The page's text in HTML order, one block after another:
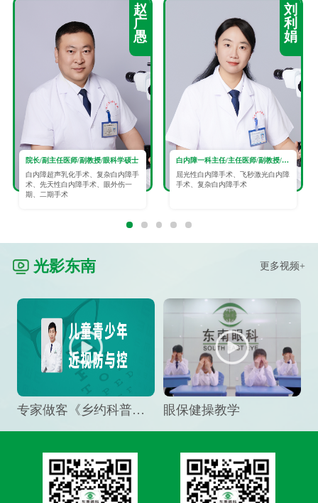
赵
广
愚
院长/副主任医师/副教授/眼科学硕士
白内障超声乳化手术、复杂白内障手
术、先天性白内障手术、眼外伤一
期、二期手术
刘
利
娟
白内障一科主任/主任医师/副教授/眼科学硕士
屈光性白内障手术、飞秒激光白内障
手术、复杂白内障手术
光影东南 更多视频+
专家做客《乡约科普》栏目，预防孩子近视竟然这么“简单” 眼保健操教学